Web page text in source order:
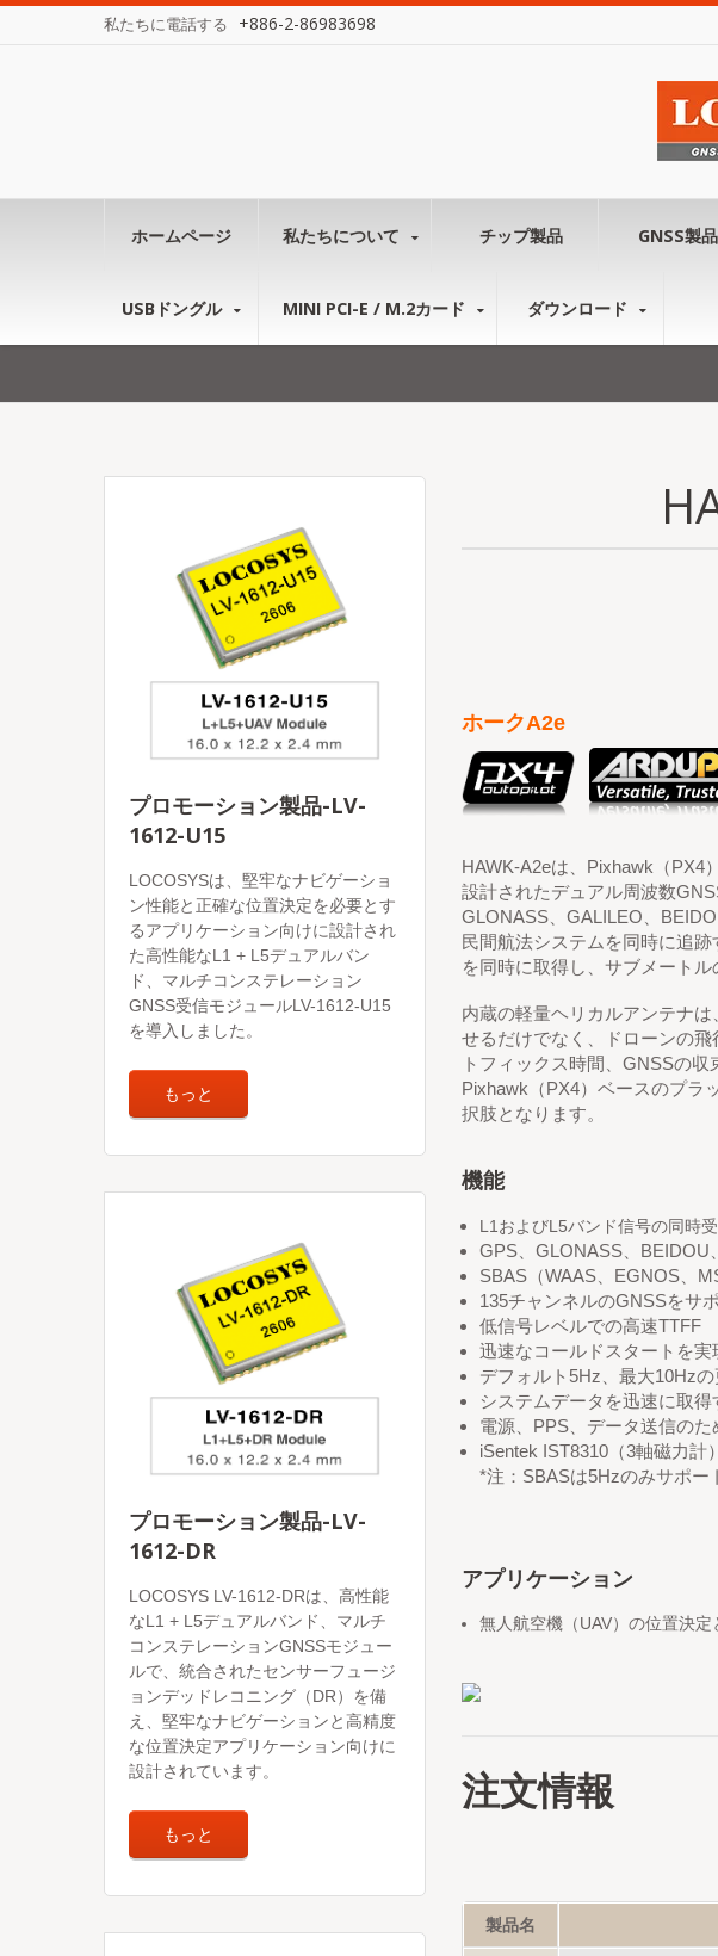
私たちに電話する +886-2-86983698
ホームページ 私たちについて チップ製品 GNSS製品
USBドングル MINI PCI-E / M.2カード ダウンロード
プロモーション製品-LV-
1612-U15
LOCOSYSは、堅牢なナビゲーショ
ン性能と正確な位置決定を必要とす
るアプリケーション向けに設計され
た高性能なL1 + L5デュアルバン
ド、マルチコンステレーション
GNSS受信モジュールLV-1612-U15
を導入しました。
もっと
プロモーション製品-LV-
1612-DR
LOCOSYS LV-1612-DRは、高性能
なL1 + L5デュアルバンド、マルチ
コンステレーションGNSSモジュー
ルで、統合されたセンサーフュージ
ョンデッドレコニング（DR）を備
え、堅牢なナビゲーションと高精度
な位置決定アプリケーション向けに
設計されています。
もっと
ホークA2e
HAWK-A2eは、Pixhawk（PX4
設計されたデュアル周波数
GLONASS、GALILEO、
民間航法システムを同時に追
を同時に取得し、サブメートル
内蔵の軽量ヘリカルアンテナ
せるだけでなく、ドローンの
トフィックス時間、GNSSの収
Pixhawk（PX4）ベースのプラ
択肢となります。
機能
L1およびL5バンド信号の同時
GPS、GLONASS、BEIDOU
SBAS（WAAS、EGNOS、
135チャンネルのGNSSをサ
低信号レベルでの高速TTFF
迅速なコールドスタートを
デフォルト5Hz、最大10Hz
システムデータを迅速に取
電源、PPS、データ送信の
iSentek IST8310（3軸磁力
*注：SBASは5Hzのみサポー
アプリケーション
無人航空機（UAV）の位置決定
注文情報
製品名